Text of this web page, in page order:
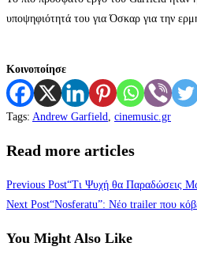
υποψηφιότητά του για Όσκαρ για την
Κοινοποίησε
Tags: Andrew Garfield cinemusic.gr
Read more articles
Previous Post“Τι Ψυχή θα Παραδώσεις
Next Post“Nosferatu”: Νέο trailer που
You Might Also Like